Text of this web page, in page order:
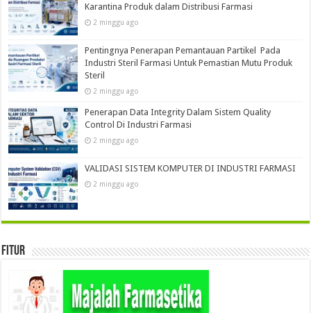
Karantina Produk dalam Distribusi Farmasi
2 minggu ago
Pentingnya Penerapan Pemantauan Partikel Pada
Industri Steril Farmasi Untuk Pemastian Mutu Produk
Steril
2 minggu ago
Penerapan Data Integrity Dalam Sistem Quality
Control Di Industri Farmasi
2 minggu ago
VALIDASI SISTEM KOMPUTER DI INDUSTRI FARMASI
2 minggu ago
Fitur